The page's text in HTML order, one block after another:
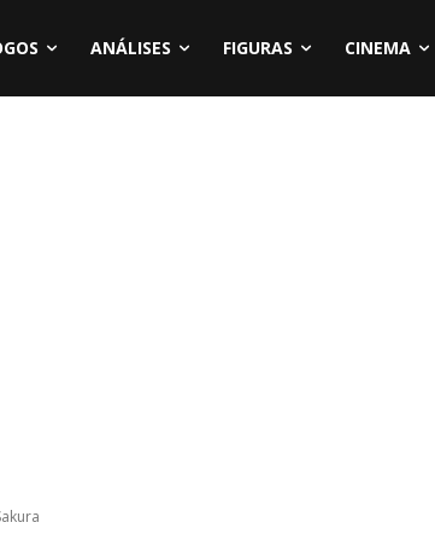
ANÁLISES FIGURAS CINEMA